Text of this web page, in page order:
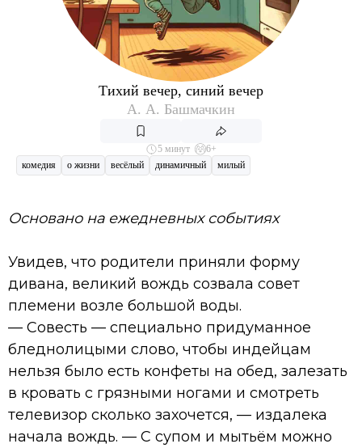
Тихий вечер, синий вечер
А. А. Башмачкин
5 минут
6+
комедия
о жизни весёлый динамичный милый
Основано на ежедневных событиях
Увидев, что родители приняли форму
дивана, великий вождь созвала совет
племени возле большой воды.
— Совесть — специально придуманное
бледнолицыми слово, чтобы индейцам
нельзя было есть конфеты на обед, залезать
в кровать с грязными ногами и смотреть
телевизор сколько захочется, — издалека
начала вождь. — С супом и мытьём можно